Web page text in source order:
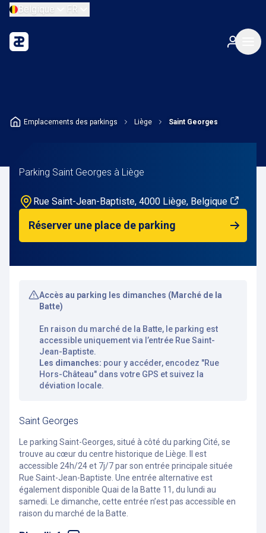
Belgique FR
Emplacements des parkings Liège Saint Georges
Parking Saint Georges à Liège
Rue Saint-Jean-Baptiste, 4000 Liège, Belgique
Réserver une place de parking
Accès au parking les dimanches (Marché de la
Batte)
En raison du marché de la Batte, le parking est
accessible uniquement via l’entrée Rue Saint-
Jean-Baptiste.
Les dimanches: pour y accéder, encodez "Rue
Hors-Château" dans votre GPS et suivez la
déviation locale.
Saint Georges
Le parking Saint-Georges, situé à côté du parking Cité, se
trouve au cœur du centre historique de Liège. Il est
accessible 24h/24 et 7j/7 par son entrée principale située
Rue Saint-Jean-Baptiste. Une entrée alternative est
également disponible Quai de la Batte 11, du lundi au
samedi. Le dimanche, cette entrée n’est pas accessible en
raison du marché de la Batte.